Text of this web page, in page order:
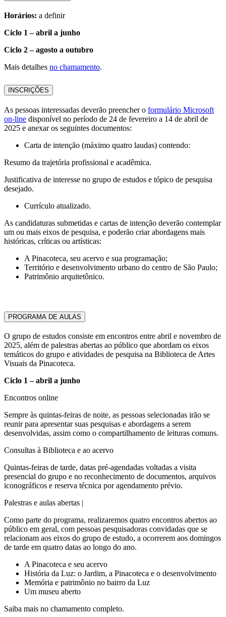
Horários: a definir
Ciclo 1 – abril a junho
Ciclo 2 – agosto a outubro
Mais detalhes no chamamento.
INSCRIÇÕES
As pessoas interessadas deverão preencher o formulário Microsoft
on-line disponível no período de 24 de fevereiro a 14 de abril de
2025 e anexar os seguintes documentos:
Carta de intenção (máximo quatro laudas) contendo:
Resumo da trajetória profissional e acadêmica.
Justificativa de interesse no grupo de estudos e tópico de pesquisa
desejado.
Currículo atualizado.
As candidaturas submetidas e cartas de intenção deverão contemplar
um ou mais eixos de pesquisa, e poderão criar abordagens mais
históricas, críticas ou artísticas:
A Pinacoteca, seu acervo e sua programação;
Território e desenvolvimento urbano do centro de São Paulo;
Patrimônio arquitetônico.
PROGRAMA DE AULAS
O grupo de estudos consiste em encontros entre abril e novembro de
2025, além de palestras abertas ao público que abordam os eixos
temáticos do grupo e atividades de pesquisa na Biblioteca de Artes
Visuais da Pinacoteca.
Ciclo 1 – abril a junho
Encontros online
Sempre às quintas-feiras de noite, as pessoas selecionadas irão se
reunir para apresentar suas pesquisas e abordagens a serem
desenvolvidas, assim como o compartilhamento de leituras comuns.
Consultas à Biblioteca e ao acervo
Quintas-feiras de tarde, datas pré-agendadas voltadas a visita
presencial do grupo e no reconhecimento de documentos, arquivos
iconográficos e reserva técnica por agendamento prévio.
Palestras e aulas abertas |
Como parte do programa, realizaremos quatro encontros abertos ao
público em geral, com pessoas pesquisadoras convidadas que se
relacionam aos eixos do grupo de estudo, a ocorrerem aos domingos
de tarde em quatro datas ao longo do ano.
A Pinacoteca e seu acervo
História da Luz: o Jardim, a Pinacoteca e o desenvolvimento
Memória e patrimônio no bairro da Luz
Um museu aberto
Saiba mais no chamamento completo.